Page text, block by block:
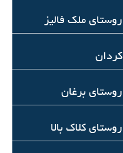
روستای ملک فالیز
كردان
روستای برغان
روستای کلاک بالا